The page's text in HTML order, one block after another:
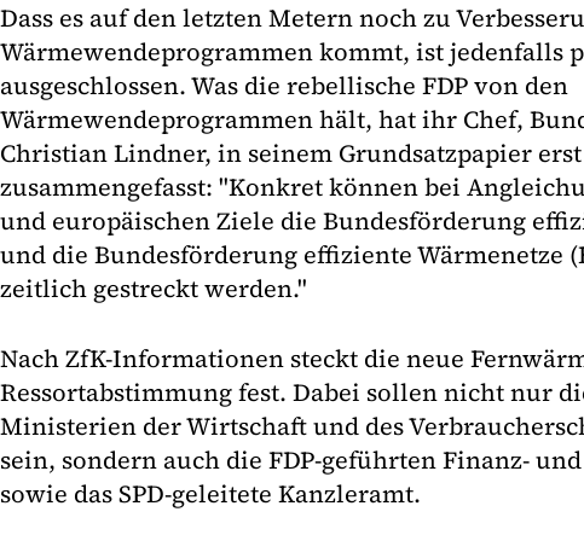
Dass es auf den letzten Metern noch zu
Wärmewendeprogrammen kommt, ist jedenfalls
ausgeschlossen. Was die rebellische FDP von den
Wärmewendeprogrammen hält, hat ihr Chef,
Christian Lindner, in seinem Grundsatzpapier erst
zusammengefasst: "Konkret können bei
und europäischen Ziele die Bundesförderung
und die Bundesförderung effiziente Wärmenetze
zeitlich gestreckt werden."
Nach ZfK-Informationen steckt die neue
Ressortabstimmung fest. Dabei sollen nicht nur
Ministerien der Wirtschaft und des
sein, sondern auch die FDP-geführten Finanz-
sowie das SPD-geleitete Kanzleramt.